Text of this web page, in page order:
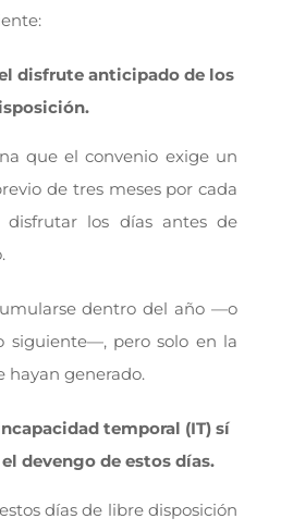
disfrute anticipado de los
que el convenio exige un
de tres meses por cada
los días antes de
dentro del año —o
siguiente—, pero solo en la
hayan generado.
temporal (IT) sí
devengo de estos días.
días de libre disposición